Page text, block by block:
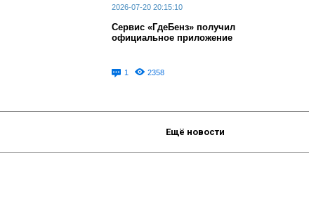
2026-07-20 20:15:10
Сервис «ГдеБенз» получил
официальное приложение
1 2358
Ещё новости